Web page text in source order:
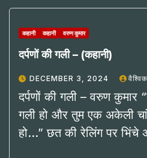
कहानी कहानी वरुण कुमार
दर्पणों की गली – (कहानी)
DECEMBER 3, 2024
दर्पणों की गली – वरुण कुमार
गली हो और तुम एक अकेली
हो…” छत की रेलिंग पर भिंचे